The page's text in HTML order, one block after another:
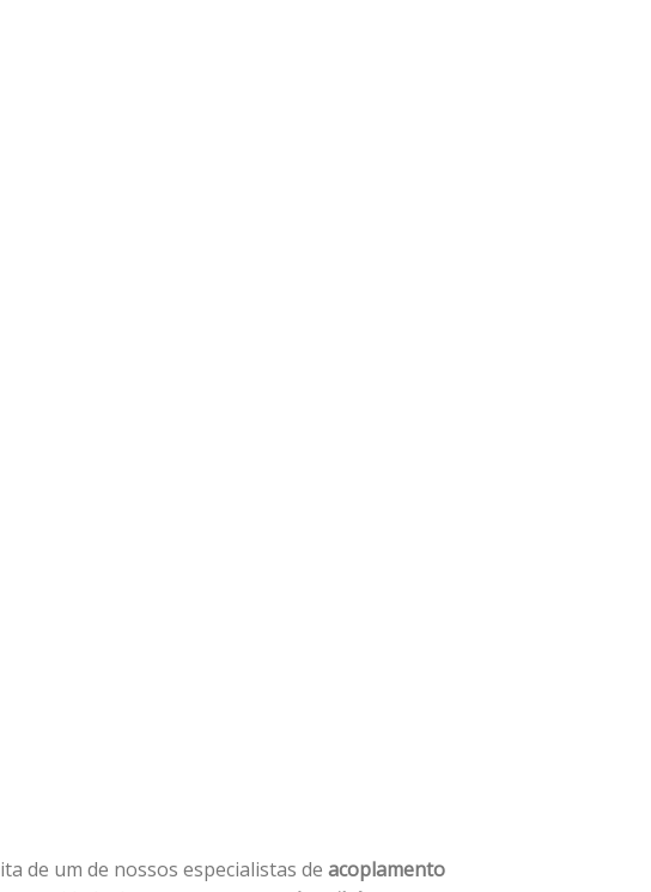
de um de nossos especialistas de acoplamento